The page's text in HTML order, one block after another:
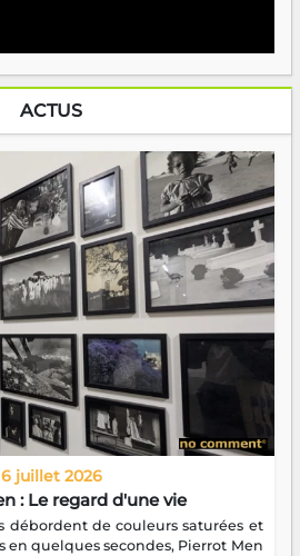
ACTUS
6 juillet 2026
: Le regard d'une vie
débordent de couleurs saturées et
en quelques secondes, Pierrot Men